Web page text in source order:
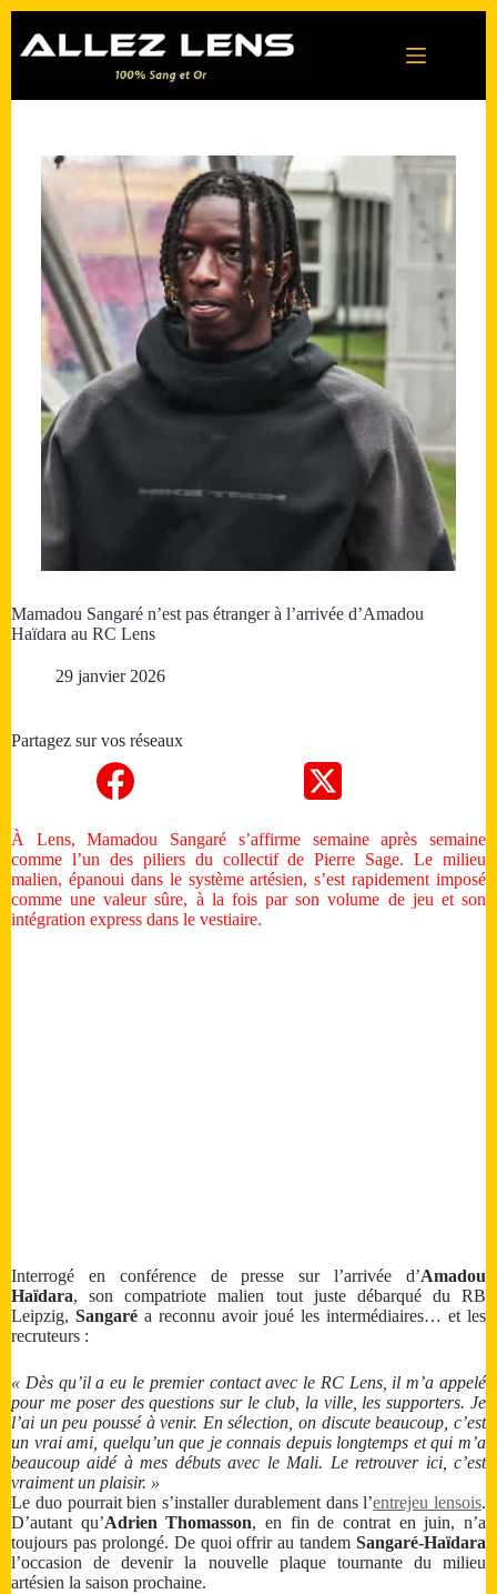
contenu
Mamadou Sangaré n’est pas étranger à l’arrivée d’Amadou
Haïdara au RC Lens
29 janvier 2026
Partagez sur vos réseaux
À Lens, Mamadou Sangaré s’affirme semaine après semaine
comme l’un des piliers du collectif de Pierre Sage. Le milieu
malien, épanoui dans le système artésien, s’est rapidement imposé
comme une valeur sûre, à la fois par son volume de jeu et son
intégration express dans le vestiaire.
Interrogé en conférence de presse sur l’arrivée d’Amadou
Haïdara, son compatriote malien tout juste débarqué du RB
Leipzig, Sangaré a reconnu avoir joué les intermédiaires… et les
recruteurs :
« Dès qu’il a eu le premier contact avec le RC Lens, il m’a appelé
pour me poser des questions sur le club, la ville, les supporters. Je
l’ai un peu poussé à venir. En sélection, on discute beaucoup, c’est
un vrai ami, quelqu’un que je connais depuis longtemps et qui m’a
beaucoup aidé à mes débuts avec le Mali. Le retrouver ici, c’est
vraiment un plaisir. »
Le duo pourrait bien s’installer durablement dans l’entrejeu lensois.
D’autant qu’Adrien Thomasson, en fin de contrat en juin, n’a
toujours pas prolongé. De quoi offrir au tandem Sangaré-Haïdara
l’occasion de devenir la nouvelle plaque tournante du milieu
artésien la saison prochaine.